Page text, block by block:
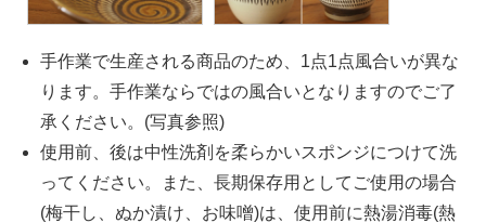
手作業で生産される商品のため、1点1点風合いが異な
ります。手作業ならではの風合いとなりますのでご了
承ください。(写真参照)
使用前、後は中性洗剤を柔らかいスポンジにつけて洗
ってください。また、長期保存用としてご使用の場合
(梅干し、ぬか漬け、お味噌)は、使用前に熱湯消毒(熱